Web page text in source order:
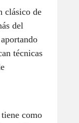
clásico de
del
técnicas
como